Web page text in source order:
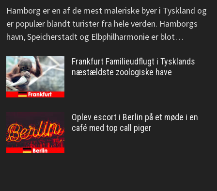
Hamborg er en af de mest maleriske byer i Tyskland og
er populær blandt turister fra hele verden. Hamborgs
havn, Speicherstadt og Elbphilharmonie er blot…
Frankfurt Familieudflugt i Tysklands
næstældste zoologiske have
Oplev escort i Berlin på et møde i en
café med top call piger